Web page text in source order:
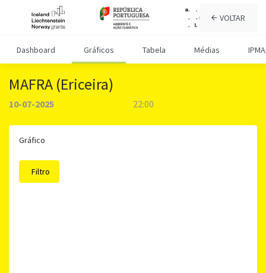
VOLTAR
Dashboard Gráficos Tabela Médias
MAFRA (Ericeira)
10-07-2025 22:00
Gráfico
Filtro